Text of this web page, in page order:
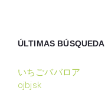
ÚLTIMAS
いちごババロア
ojbjsk